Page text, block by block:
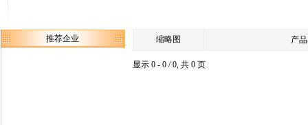
推荐企业 缩略图 产
显示 0 - 0 / 0, 共 0 页